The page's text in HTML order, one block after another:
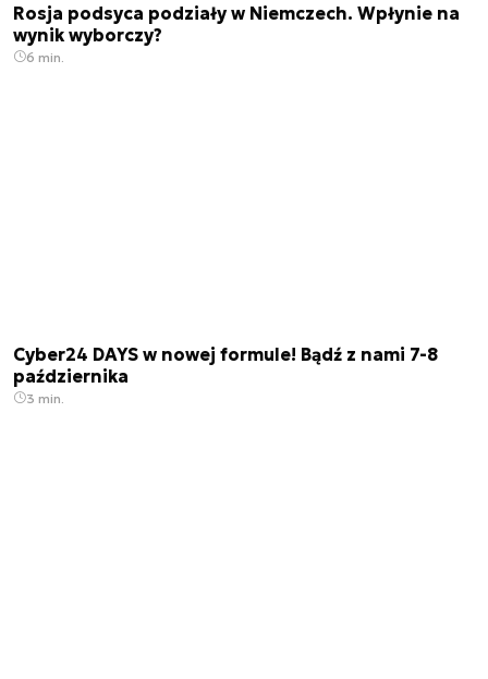
Rosja podsyca podziały w Niemczech. Wpłynie na
wynik wyborczy?
6 min.
Cyber24 DAYS w nowej formule! Bądź z nami 7-8
października
3 min.